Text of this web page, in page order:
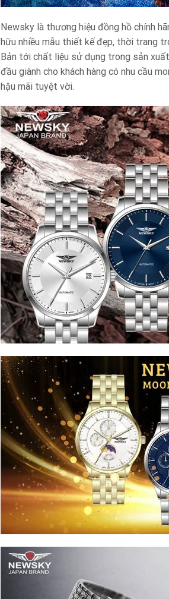
Newsky là thương hiệu đồng hồ chính
hữu nhiều mẫu thiết kế đẹp, thời trang
Bản tới chất liệu sử dụng trong sản
đầu giành cho khách hàng có nhu cầu
hậu mãi tuyệt vời.